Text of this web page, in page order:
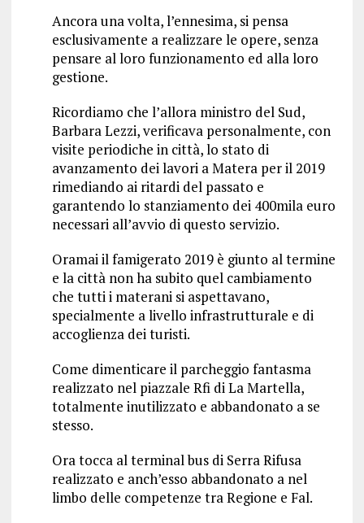
Ancora una volta, l’ennesima, si pensa
esclusivamente a realizzare le opere, senza
pensare al loro funzionamento ed alla loro
gestione.
Ricordiamo che l’allora ministro del Sud,
Barbara Lezzi, verificava personalmente, con
visite periodiche in città, lo stato di
avanzamento dei lavori a Matera per il 2019
rimediando ai ritardi del passato e
garantendo lo stanziamento dei 400mila euro
necessari all’avvio di questo servizio.
Oramai il famigerato 2019 è giunto al termine
e la città non ha subito quel cambiamento
che tutti i materani si aspettavano,
specialmente a livello infrastrutturale e di
accoglienza dei turisti.
Come dimenticare il parcheggio fantasma
realizzato nel piazzale Rfi di La Martella,
totalmente inutilizzato e abbandonato a se
stesso.
Ora tocca al terminal bus di Serra Rifusa
realizzato e anch’esso abbandonato a nel
limbo delle competenze tra Regione e Fal.